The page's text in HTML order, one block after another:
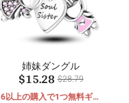
姉妹ダングル
$15.28 $28.79
6以上の購入で1つ無料ギフ